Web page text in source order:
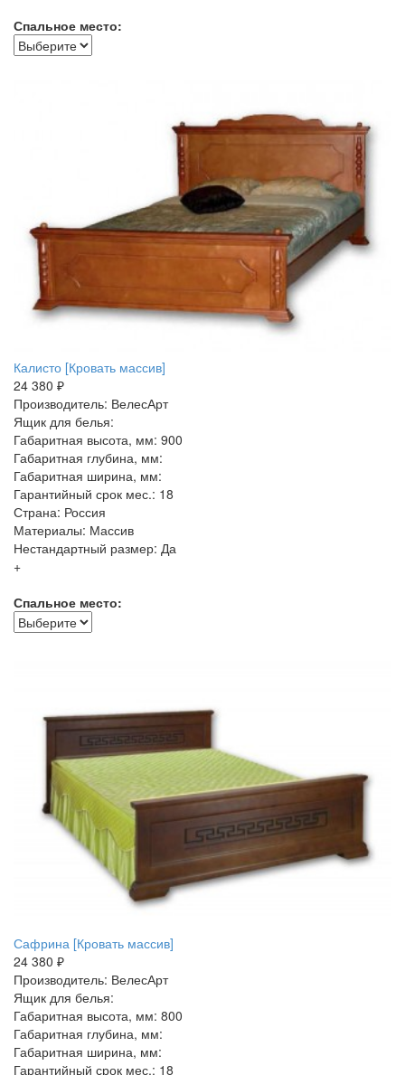
Спальное место:
Калисто [Кровать массив]
24 380 ₽
Производитель: ВелесАрт
Ящик для белья:
Габаритная высота, мм: 900
Габаритная глубина, мм:
Габаритная ширина, мм:
Гарантийный срок мес.: 18
Страна: Россия
Материалы: Массив
Нестандартный размер: Да
+
Спальное место:
Сафрина [Кровать массив]
24 380 ₽
Производитель: ВелесАрт
Ящик для белья:
Габаритная высота, мм: 800
Габаритная глубина, мм:
Габаритная ширина, мм:
Гарантийный срок мес.: 18